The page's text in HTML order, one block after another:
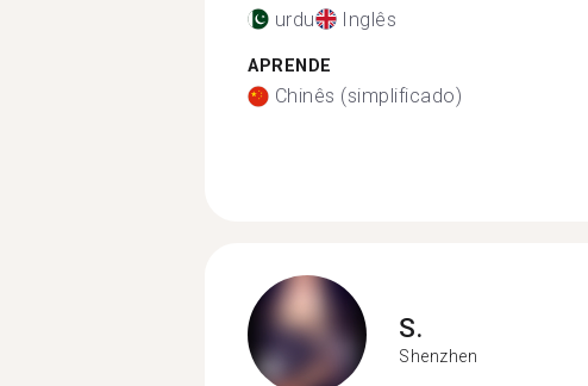
urdu Inglês
APRENDE
Chinês (simplificado)
S.
Shenzhen